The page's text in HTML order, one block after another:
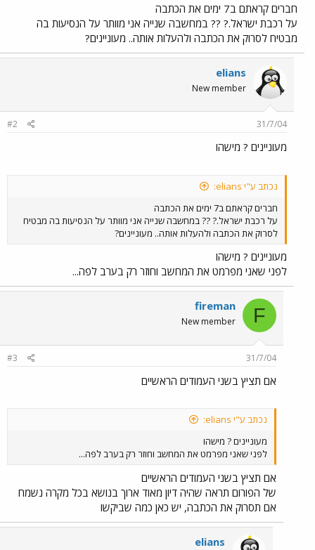
חברים קראתם ב7 ימים את הכתבה
על רכבת ישראל.? ?? במחשבה שנייה אני מוותר על הנסיעות בה
מבטיח לסרוק את הכתבה ולהעלות אותה.. מעוניינים?
elians
New member
31/7/04
#2
מעוניינים ? מישהו
נכתב ע"י elians:
חברים קראתם ב7 ימים את הכתבה
על רכבת ישראל.? ?? במחשבה שנייה אני מוותר על הנסיעות בה מבטיח
לסרוק את הכתבה ולהעלות אותה.. מעוניינים?
מעוניינים ? מישהו
לפני שאני מפרמט את המחשב וחוזר רק בערב לפה...
F
fireman
New member
31/7/04
#3
אם תציץ בשני העמודים הראשיים
נכתב ע"י elians:
מעוניינים ? מישהו
לפני שאני מפרמט את המחשב וחוזר רק בערב לפה...
אם תציץ בשני העמודים הראשיים
של הפורום תראה שהיה דיון מאוד ארוך בנושא בכל מקרה נשמח
אם תסרוק את הכתבה, יש כאן כמה שביקשו
elians